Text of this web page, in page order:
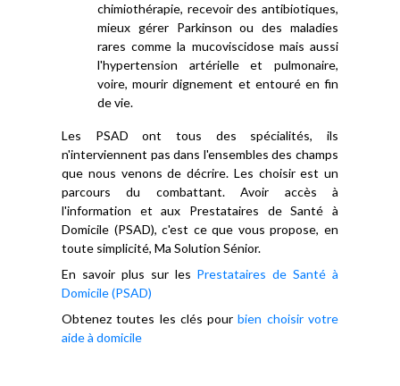
chimiothérapie, recevoir des antibiotiques,
mieux gérer Parkinson ou des maladies
rares comme la mucoviscidose mais aussi
l'hypertension artérielle et pulmonaire,
voire, mourir dignement et entouré en fin
de vie.
Les PSAD ont tous des spécialités, ils
n'interviennent pas dans l'ensembles des champs
que nous venons de décrire. Les choisir est un
parcours du combattant. Avoir accès à
l'information et aux Prestataires de Santé à
Domicile (PSAD), c'est ce que vous propose, en
toute simplicité, Ma Solution Sénior.
En savoir plus sur les Prestataires de Santé à
Domicile (PSAD)
Obtenez toutes les clés pourbien choisir votre
aide à domicile